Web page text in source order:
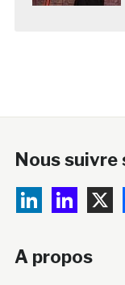
Nous suivre
A propos